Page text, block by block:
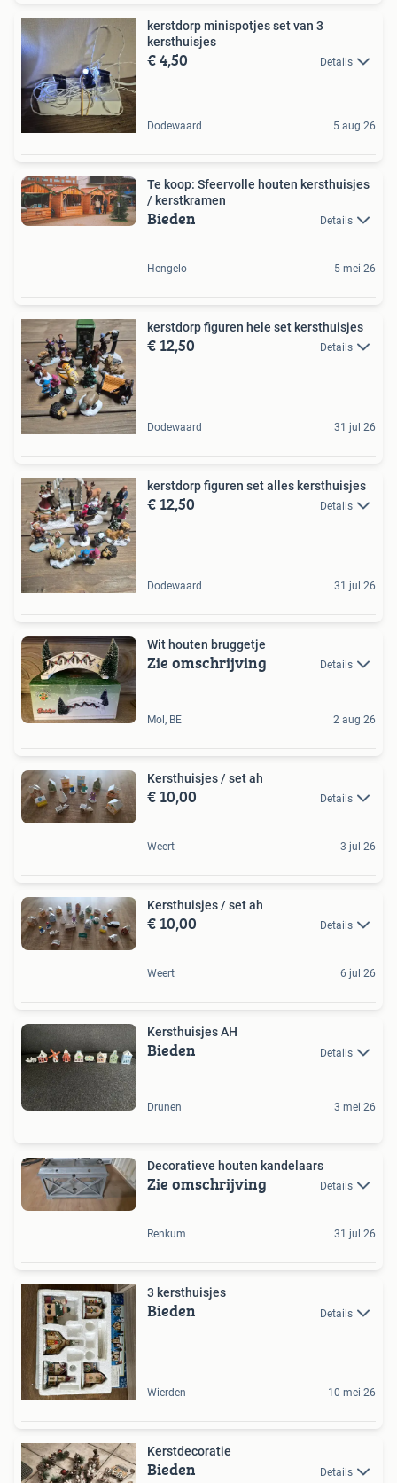
kerstdorp minispotjes set van 3
kersthuisjes
€ 4,50 Details
Dodewaard 5 aug 26
Te koop: Sfeervolle houten kersthuisjes
/ kerstkramen
Bieden Details
Hengelo 5 mei 26
kerstdorp figuren hele set kersthuisjes
€ 12,50 Details
Dodewaard 31 jul 26
kerstdorp figuren set alles kersthuisjes
€ 12,50 Details
Dodewaard 31 jul 26
Wit houten bruggetje
Zie omschrijving Details
Mol, BE 2 aug 26
Kersthuisjes / set ah
€ 10,00 Details
Weert 3 jul 26
Kersthuisjes / set ah
€ 10,00 Details
Weert 6 jul 26
Kersthuisjes AH
Bieden Details
Drunen 3 mei 26
Decoratieve houten kandelaars
Zie omschrijving Details
Renkum 31 jul 26
3 kersthuisjes
Bieden Details
Wierden 10 mei 26
Kerstdecoratie
Bieden Details